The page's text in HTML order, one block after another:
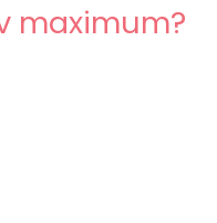
maximum?